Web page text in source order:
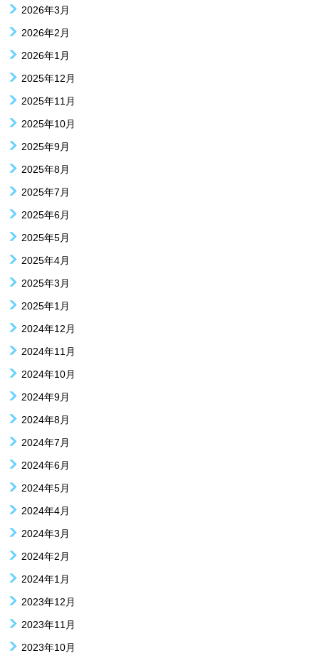
2026年3月
2026年2月
2026年1月
2025年12月
2025年11月
2025年10月
2025年9月
2025年8月
2025年7月
2025年6月
2025年5月
2025年4月
2025年3月
2025年1月
2024年12月
2024年11月
2024年10月
2024年9月
2024年8月
2024年7月
2024年6月
2024年5月
2024年4月
2024年3月
2024年2月
2024年1月
2023年12月
2023年11月
2023年10月